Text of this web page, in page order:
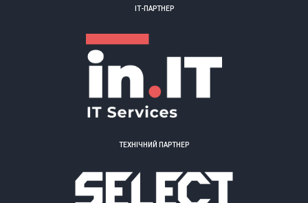
ІТ-ПАРТНЕР
ТЕХНІЧНИЙ ПАРТНЕР